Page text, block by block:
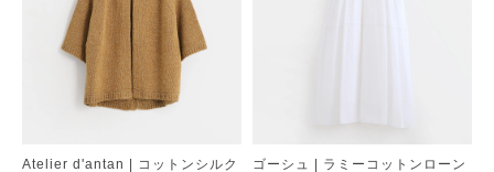
Atelier d'antan | コットンシルク
ゴーシュ | ラミーコットンローン